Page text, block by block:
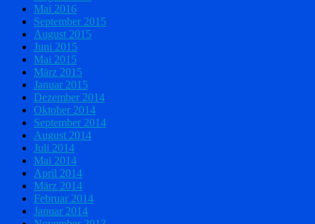
Mai 2016
September 2015
August 2015
Juni 2015
Mai 2015
März 2015
Januar 2015
Dezember 2014
Oktober 2014
September 2014
August 2014
Juli 2014
Mai 2014
April 2014
März 2014
Februar 2014
Januar 2014